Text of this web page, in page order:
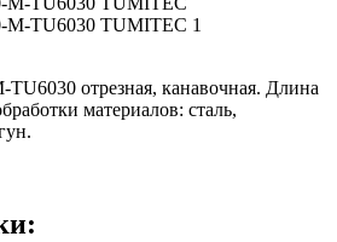
отрезная, канавочная. Длина
материалов: сталь,